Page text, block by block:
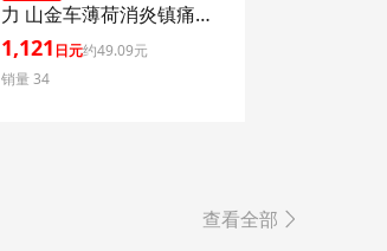
力 山金车薄荷消炎镇痛膏
药贴EX 7×10mm 7片
【第２类医药品】 KOWA
1,121日元约49.09元
销量 34
查看全部